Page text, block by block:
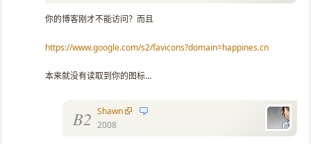
你的博客刚才不能访问？而且
https://www.google.com/s2/favicons?domain=happines.cn
本来就没有读取到你的图标…
B2 Shawn
2008